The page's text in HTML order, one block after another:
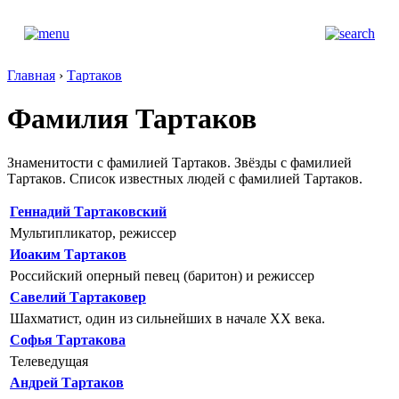
Главная › Тартаков
Фамилия Тартаков
Знаменитости с фамилией Тартаков. Звёзды с фамилией
Тартаков. Список известных людей с фамилией Тартаков.
Геннадий Тартаковский
Мультипликатор, режиссер
Иоаким Тартаков
Российский оперный певец (баритон) и режиссер
Савелий Тартаковер
Шахматист, один из сильнейших в начале XX века.
Софья Тартакова
Телеведущая
Андрей Тартаков